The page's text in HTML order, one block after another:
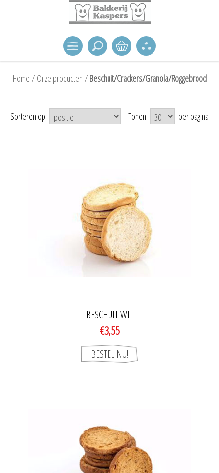
Home / Onze producten / Beschuit/Crackers/Granola/Roggebrood
Sorteren op Tonen per pagina
BESCHUIT WIT
€3,55